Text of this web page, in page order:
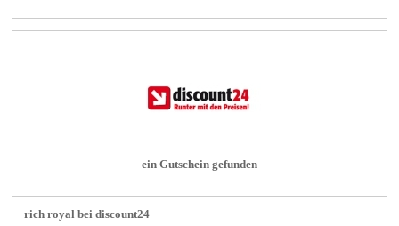
ein Gutschein gefunden
rich royal bei discount24